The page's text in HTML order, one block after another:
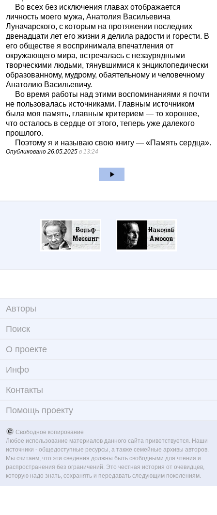
Во всех без исключения главах отображается
личность моего мужа, Анатолия Васильевича
Луначарского, с которым на протяжении последних
двенадцати лет его жизни я делила радости и горести. В
его обществе я воспринимала впечатления от
окружающего мира, встречалась с незаурядными
творческими людьми, тянувшимися к энциклопедически
образованному, мудрому, обаятельному и человечному
Анатолию Васильевичу.
Во время работы над этими воспоминаниями я почти
не пользовалась источниками. Главным источником
была моя память, главным критерием — то хорошее,
что осталось в сердце от этого, теперь уже далекого
прошлого.
Поэтому я и называю свою книгу — «Память сердца».
Опубликовано 26.05.2025 в 13:24
Авторы
Поиск
О проекте
Инфо
Контакты
Помощь проекту
Свободное копирование
Любое использование материалов данного сайта приветствуется. Наши
источники - общедоступные ресурсы, а также семейные архивы авторов.
Мы считаем, что эти сведения должны быть свободными для чтения и
распространения без ограничений. Это честная история от очевидцев,
которую надо знать, сохранять и передавать следующим поколениям.